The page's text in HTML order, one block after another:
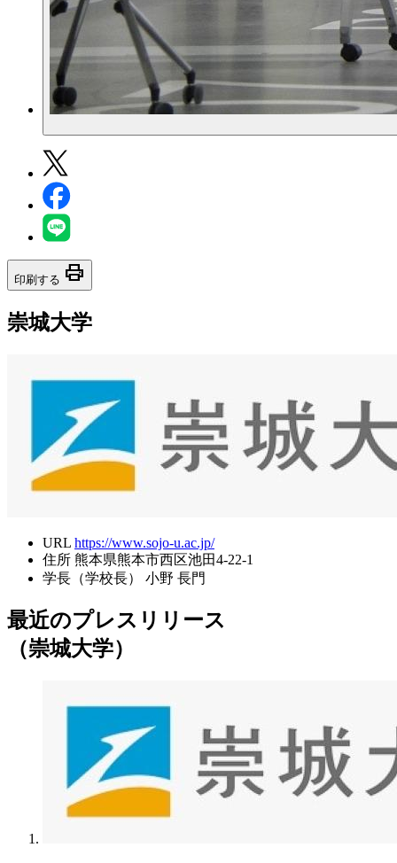
印刷する print
崇城大学
URL https://www.sojo-u.ac.jp/
住所 熊本県熊本市西区池田4-22-1
学長（学校長）
小野 長門
最近のプレスリリース
（崇城大学）